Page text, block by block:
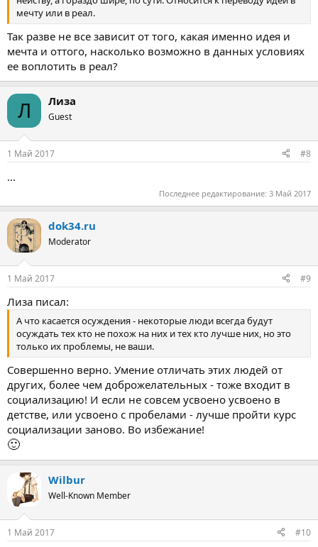
мечту или в реал.
Так разве не все зависит от того, какая именно идея и
мечта и оттого, насколько возможно в данных условиях
ее воплотить в реал?
Л Лиза
Guest
1 Май 2017 #8
...
Последнее редактирование: 3 Май 2017
dok34.ru
Moderator
1 Май 2017 #9
Лиза писал:
А что касается осуждения - некоторые люди всегда будут
осуждать тех кто не похож на них и тех кто лучше них, но это
только их проблемы, не ваши.
Совершенно верно. Умение отличать этих людей от
других, более чем доброжелательных - тоже входит в
социализацию! И если не совсем усвоено усвоено в
детстве, или усвоено с пробелами - лучше пройти курс
социализации заново. Во избежание!
🙂
Wilbur
Well-Known Member
1 Май 2017 #10